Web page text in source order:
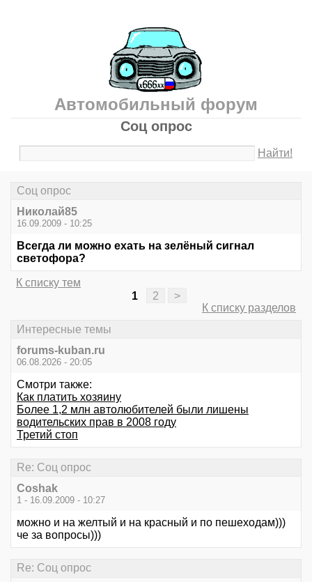
Автомобильный форум
Соц опрос
Найти!
Соц опрос
Николай85
16.09.2009 - 10:25
Всегда ли можно ехать на зелёный сигнал
светофора?
К списку тем
1
2
>
К списку разделов
Интересные темы
forums-kuban.ru
06.08.2026 - 20:05
Смотри также:
Как платить хозяину
Более 1,2 млн автолюбителей были лишены
водительских прав в 2008 году
Третий стоп
Re: Соц опрос
Coshak
1 - 16.09.2009 - 10:27
можно и на желтый и на красный и по пешеходам)))
че за вопросы)))
Re: Соц опрос